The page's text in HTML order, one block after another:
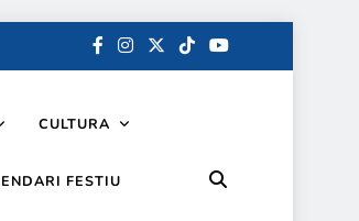
CULTURA
FESTIU